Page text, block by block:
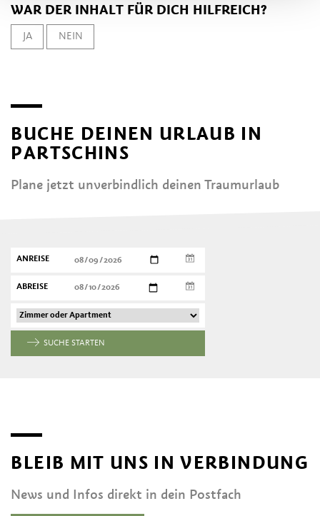
WAR DER INHALT FÜR DICH HILFREICH?
JA NEIN
BUCHE DEINEN URLAUB IN
PARTSCHINS
Plane jetzt unverbindlich deinen Traumurlaub
ANREISE
ABREISE
SUCHE STARTEN
BLEIB MIT UNS IN VERBINDUNG
News und Infos direkt in dein Postfach